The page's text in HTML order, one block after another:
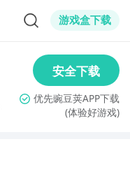
游戏盒下载
(体验好游戏)